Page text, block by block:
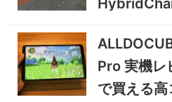
機レビュー | 紙の
ポータブル冷
蔵庫
BougeRV CRD2
レビュー｜キャス
室独立49Lポータブ
Pro 実機レ
で買える